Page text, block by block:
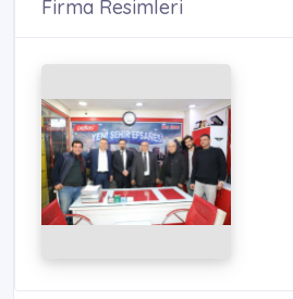
Firma Resimleri